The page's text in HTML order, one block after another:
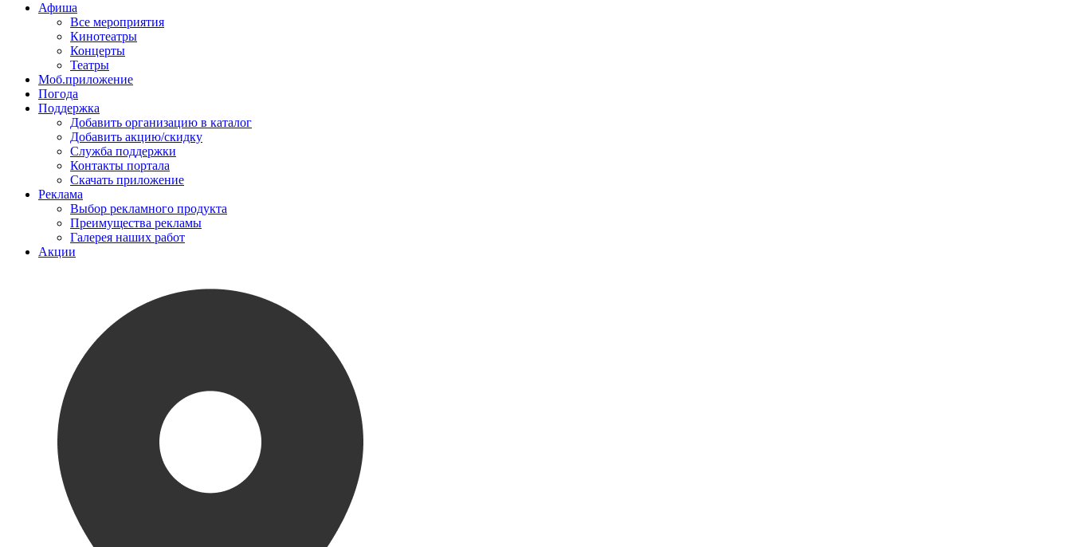
Афиша
Все мероприятия
Кинотеатры
Концерты
Театры
Моб.приложение
Погода
Поддержка
Добавить организацию в каталог
Добавить акцию/скидку
Служба поддержки
Контакты портала
Скачать приложение
Реклама
Выбор рекламного продукта
Преимущества рекламы
Галерея наших работ
Акции